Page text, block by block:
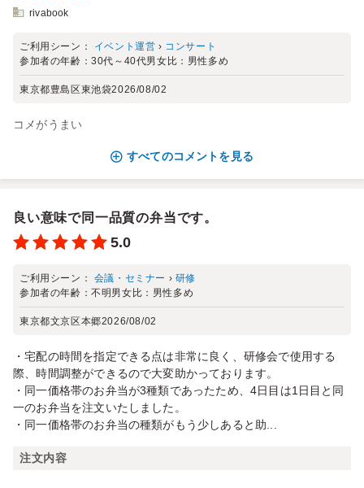
rivabook
ご利用シーン： イベント運営 › コンサート
参加者の年齢：30代～40代男女比： 男性多め
東京都豊島区東池袋2026/08/02
コメがうまい
すべてのコメントを見る
良い意味で同一品質の弁当です。
5.0
ご利用シーン： 会議・セミナー › 研修
参加者の年齢：不明 男女比： 男性多め
東京都文京区本郷2026/08/02
・宅配の時間を指定できる点は非常に良く、研修会で使用する
際、時間調整ができるので大変助かっております。
・同一価格帯のお弁当が3種類であったため、4日目は1日目と同
一のお弁当を注文いたしました。
・同一価格帯のお弁当の種類がもう少しあると助...
注文内容